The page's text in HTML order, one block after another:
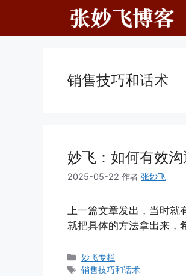
内
销售技巧和话术
妙飞：如何有效
2025-05-22 作者 张妙飞
上一篇文章发出，当时就
就把具体的方法拿出来，
分
类
妙飞专栏
标
销售技巧和话术